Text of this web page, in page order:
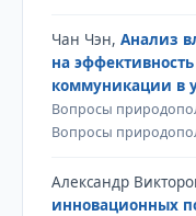
Чан Чэн, Анализ
на
коммуникации в
Вопросы
Вопросы
Александр
инновационных